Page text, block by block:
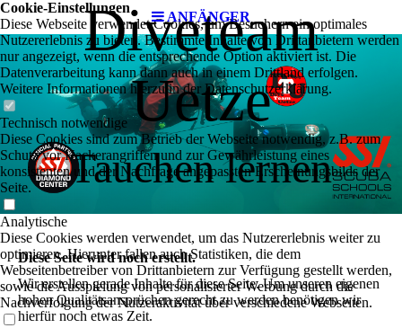
ANFÄNGER
Diveteam
Uetze
Tauchen lernen
Diese Seite wird noch erstellt.
Wir erstellen gerade Inhalte für diese Seite. Um unseren eigenen
hohen Qualitätsansprüchen gerecht zu werden benötigen wir
hierfür noch etwas Zeit.
Cookie-Einstellungen
Diese Webseite verwendet Cookies, um Besuchern ein optimales
Nutzererlebnis zu bieten. Bestimmte Inhalte von Drittanbietern werden
nur angezeigt, wenn die entsprechende Option aktiviert ist. Die
Datenverarbeitung kann dann auch in einem Drittland erfolgen.
Weitere Informationen hierzu in der Datenschutzerklärung.
Technisch notwendige
Diese Cookies sind zum Betrieb der Webseite notwendig, z.B. zum
Schutz vor Hackerangriffen und zur Gewährleistung eines
konsistenten und der Nachfrage angepassten Erscheinungsbilds der
Seite.
Analytische
Diese Cookies werden verwendet, um das Nutzererlebnis weiter zu
optimieren. Hierunter fallen auch Statistiken, die dem
Webseitenbetreiber von Drittanbietern zur Verfügung gestellt werden,
sowie die Ausspielung von personalisierter Werbung durch die
Nachverfolgung der Nutzeraktivität über verschiedene Webseiten.